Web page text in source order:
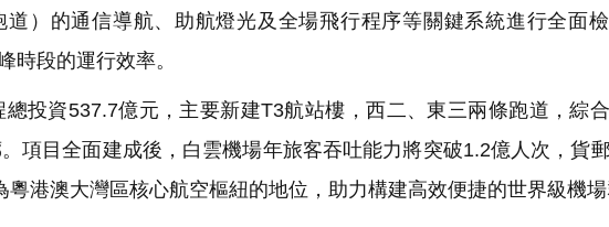
）的通信導航、助航燈光及全場飛行程序等關鍵系統進行全面
時段的運行效率。
投資537.7億元，主要新建T3航站樓，西二、東三兩條跑道，綜
項目全面建成後，白雲機場年旅客吞吐能力將突破1.2億人次，貨
港澳大灣區核心航空樞紐的地位，助力構建高效便捷的世界級機